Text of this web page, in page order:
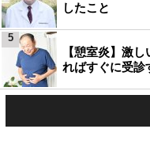
したこと
【憩室炎】激
ればすぐに受診
5